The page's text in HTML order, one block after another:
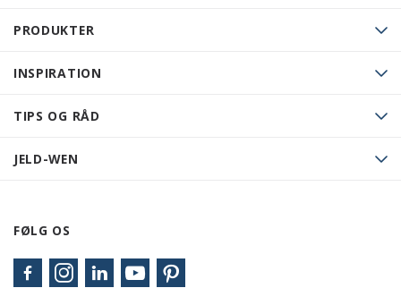
PRODUKTER
INSPIRATION
TIPS OG RÅD
JELD-WEN
FØLG OS